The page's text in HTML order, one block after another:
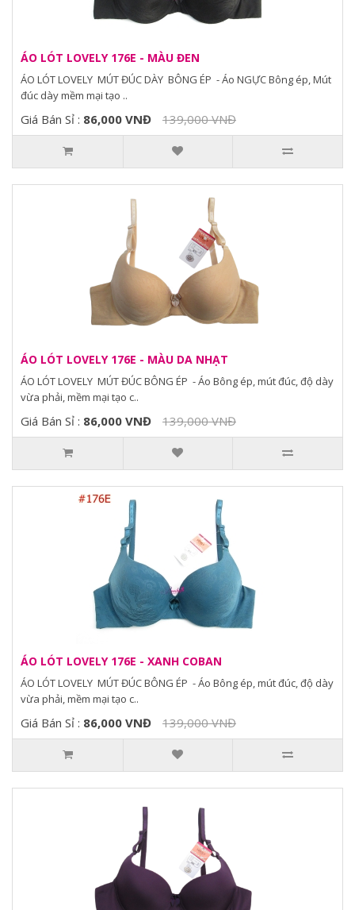
ÁO LÓT LOVELY 176E - MÀU ĐEN
ÁO LÓT LOVELY MÚT ĐÚC DÀY BÔNG ÉP - Áo NGỰC Bông ép, Mút
đúc dày mềm mại tạo ..
Giá Bán Sỉ : 86,000 VNĐ 139,000 VNĐ
ÁO LÓT LOVELY 176E - MÀU DA NHẠT
ÁO LÓT LOVELY MÚT ĐÚC BÔNG ÉP - Áo Bông ép, mút đúc, độ dày
vừa phải, mềm mại tạo c..
Giá Bán Sỉ : 86,000 VNĐ 139,000 VNĐ
ÁO LÓT LOVELY 176E - XANH COBAN
ÁO LÓT LOVELY MÚT ĐÚC BÔNG ÉP - Áo Bông ép, mút đúc, độ dày
vừa phải, mềm mại tạo c..
Giá Bán Sỉ : 86,000 VNĐ 139,000 VNĐ